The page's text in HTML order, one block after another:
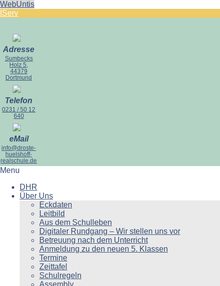
WebUntis
IServ
Adresse
Sumbecks
Holz 5,
44379
Dortmund
Telefon
0231 / 50 12
640
eMail
info@droste-
huelshoff-
realschule.de
Menu
DHR
Über Uns
Eckdaten
Leitbild
Aus dem Schulleben
Digitaler Rundgang – Wir stellen uns vor
Betreuung nach dem Unterricht
Anmeldung zu den neuen 5. Klassen
Termine
Zeittafel
Schulregeln
Assembly